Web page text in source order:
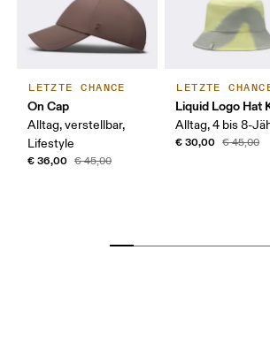
LETZTE CHANCE
On Cap
Alltag, verstellbar,
Lifestyle
€ 36,00 € 45,00
LETZTE
Liquid Logo Hat
Alltag, 4 bis 8-
€ 30,00 € 45,00